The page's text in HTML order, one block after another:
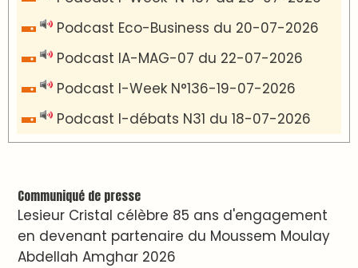
Podcast Eco-Business du 20-07-2026
Podcast IA-MAG-07 du 22-07-2026
Podcast I-Week N°136-19-07-2026
Podcast I-débats N31 du 18-07-2026
Communiqué de presse
Lesieur Cristal célèbre 85 ans d'engagement
en devenant partenaire du Moussem Moulay
Abdellah Amghar 2026